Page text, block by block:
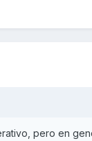
pero en